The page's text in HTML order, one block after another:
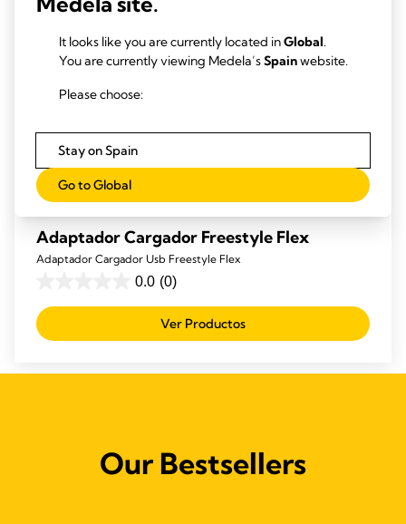
Adaptador Cargador Freestyle Flex
Adaptador Cargador Usb Freestyle Flex
0.0 (0)
de
5
Ver Productos
Our Bestsellers
It looks like you are currently located inGlobal.
You are currently viewing Medela’sSpainwebsite.
Please choose:
Stay on Spain
Go to Global